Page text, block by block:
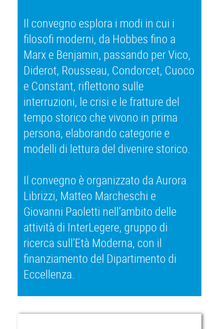
Il convegno esplora i modi in cui i
filosofi moderni, da Hobbes fino a
Marx e Benjamin, passando per Vico,
Diderot, Rousseau, Condorcet, Cuoco
e Constant, riflettono sulle
interruzioni, le crisi e le fratture del
tempo storico che vivono in prima
persona, elaborando categorie e
modelli di lettura del divenire storico.
Il convegno è organizzato da Aurora
Librizzi, Matteo Marcheschi e
Giovanni Paoletti nell’ambito delle
attività di InterLegere, gruppo di
ricerca sull’Età Moderna, con il
finanziamento del Dipartimento di
Eccellenza.